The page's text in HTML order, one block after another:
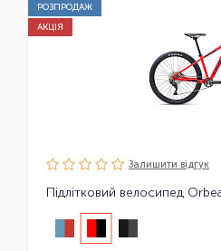
РОЗПРОДАЖ
АКЦІЯ
Залишити вiдгук
Підлітковий велосипед